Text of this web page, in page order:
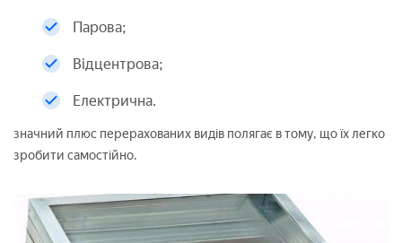
Парова;
Відцентрова;
Електрична.
значний плюс перерахованих видів полягає в тому, що їх легко
зробити самостійно.